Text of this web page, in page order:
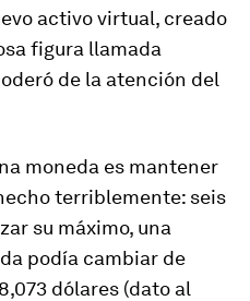
activo virtual, creado
figura llamada
de la atención del
moneda es mantener
terriblemente: seis
su máximo, una
podía cambiar de
dólares (dato al